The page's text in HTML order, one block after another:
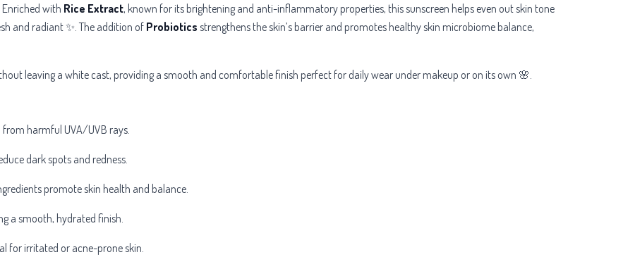
with Rice Extract, known for its brightening and anti-inflammatory properties, this sunscreen helps even out skin tone
and radiant ✨. The addition of Probiotics strengthens the skin’s barrier and promotes healthy skin microbiome balance,
leaving a white cast, providing a smooth and comfortable finish perfect for daily wear under makeup or on its own 🌸.
from harmful UVA/UVB rays.
dark spots and redness.
promote skin health and balance.
a smooth, hydrated finish.
for irritated or acne-prone skin.